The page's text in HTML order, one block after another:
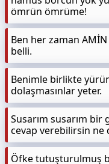
ömrün ömrüme!
Ben her zaman
belli.
Benimle birlikte
dolaşmasınlar yeter.
Susarım susarım
cevap verebilirsin ne
Öfke tutuşturulmuş